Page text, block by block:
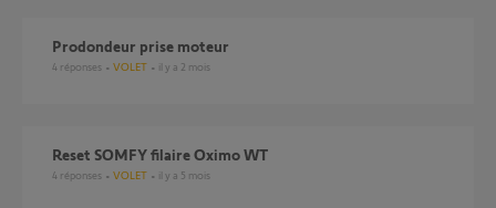
Prodondeur prise moteur
4 réponses VOLET il y a 2 mois
Reset SOMFY filaire Oximo WT
4 réponses VOLET il y a 5 mois